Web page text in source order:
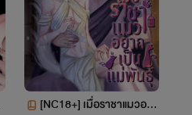
[NC18+] เมื่อราชาแมวอยา